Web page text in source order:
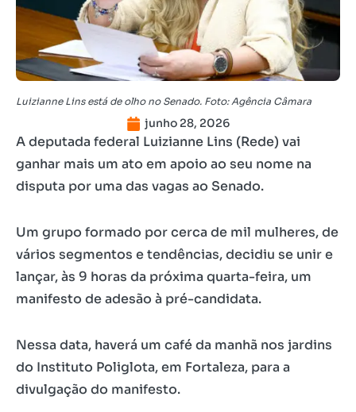
Luizianne Lins está de olho no Senado. Foto: Agência Câmara
junho 28, 2026
A deputada federal Luizianne Lins (Rede) vai
ganhar mais um ato em apoio ao seu nome na
disputa por uma das vagas ao Senado.
Um grupo formado por cerca de mil mulheres, de
vários segmentos e tendências, decidiu se unir e
lançar, às 9 horas da próxima quarta-feira, um
manifesto de adesão à pré-candidata.
Nessa data, haverá um café da manhã nos jardins
do Instituto Poliglota, em Fortaleza, para a
divulgação do manifesto.